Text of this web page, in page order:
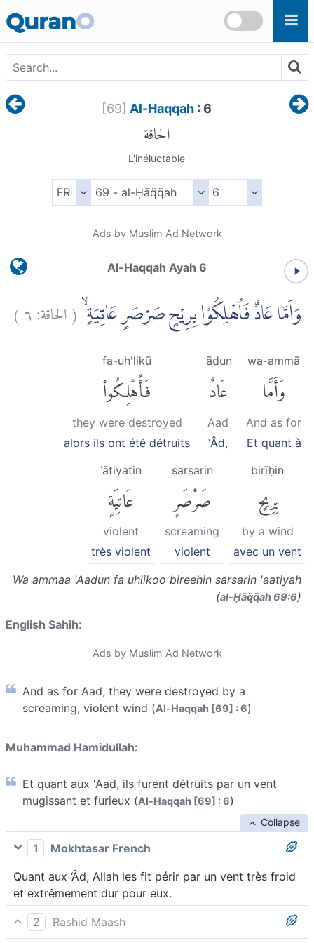
QuranO
[69] Al-Haqqah : 6
الحاقة
L'inéluctable
Ads by Muslim Ad Network
Al-Haqqah Ayah 6
وَاَمَّا عَادٌ فَاُهْلِكُوْا بِرِيْحٍ صَرْصَرٍ عَاتِيَةٍۙ (الحاقة:٦)
wa-ammā
وَأَمَّا
And as for
Et quant à
ʿādun
عَادٌ
Aad
ʿÂd,
fa-uh'likū
فَأُهْلِكُوا۟
they were destroyed
alors ils ont été détruits
birīḥin
بِرِيحٍ
by a wind
avec un vent
ṣarṣarin
صَرْصَرٍ
screaming
violent
ʿātiyatin
عَاتِيَةٍ
violent
très violent
Wa ammaa 'Aadun fa uhlikoo bireehin sarsarin 'aatiyah
(al-Ḥāq̈q̈ah 69:6)
English Sahih:
Ads by Muslim Ad Network
And as for Aad, they were destroyed by a
screaming, violent wind (Al-Haqqah [69] : 6)
Muhammad Hamidullah:
Et quant aux 'Aad, ils furent détruits par un vent
mugissant et furieux (Al-Haqqah [69] : 6)
Collapse
1
Mokhtasar French
Quant aux ‘Âd, Allah les fit périr par un vent très froid
et extrêmement dur pour eux.
2
Rashid Maash